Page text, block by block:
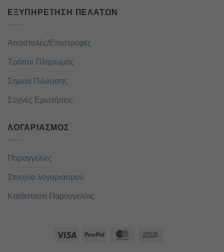
ΕΞΥΠΗΡΈΤΗΣΗ ΠΕΛΑΤΏΝ
Αποστολές/Επιστροφές
Τρόποι Πληρωμής
Σημεία Πώλησης
Συχνές Ερωτήσεις
ΛΟΓΑΡΙΑΣΜΌΣ
Παραγγελίες
Στοιχεία λογαριασμού
Κατάσταση Παραγγελίας